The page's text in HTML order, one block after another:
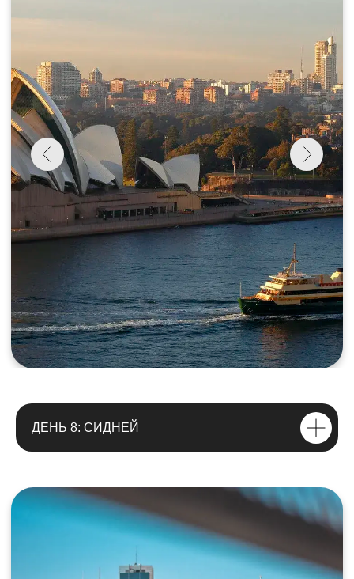
ДЕНЬ 8: СИДНЕЙ
предоплате 50% от стоимости тура.
Оплата производится в рублях по курсу
доллара ЦБ РФ +5% на момент внесения
Оставшаяся часть суммы оплачивается
на месте в первый день программы в
долларах/евро. Либо в рублях если тур
ОФОРМЛЕНИЕ ВИЗЫ - В ПОДАРОК
(до 30 июня), после 30 июня - помогаем
с оформлением визы, предоставляем
проверенные контакты.
Стоимость тура за одного участника
14 — 25 НОЯБРЯ
6 100 $